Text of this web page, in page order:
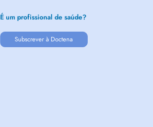
É um profissional de saúde?
Subscrever à Doctena